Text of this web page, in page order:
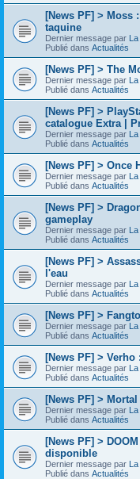
[News PF] > Moss
taquine
Dernier message par
Publié dans Actualités
[News PF] > The
Dernier message par
Publié dans Actualités
[News PF] >
catalogue Extra |
Dernier message par
Publié dans Actualités
[News PF] > Once
Dernier message par
Publié dans Actualités
[News PF] >
gameplay
Dernier message par
Publié dans Actualités
[News PF] >
l'eau
Dernier message par
Publié dans Actualités
[News PF] >
Dernier message par
Publié dans Actualités
[News PF] >
Dernier message par
Publié dans Actualités
[News PF] >
Dernier message par
Publié dans Actualités
[News PF] >
disponible
Dernier message par
Publié dans Actualités